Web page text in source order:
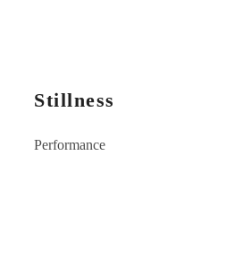
Stillness
Performance